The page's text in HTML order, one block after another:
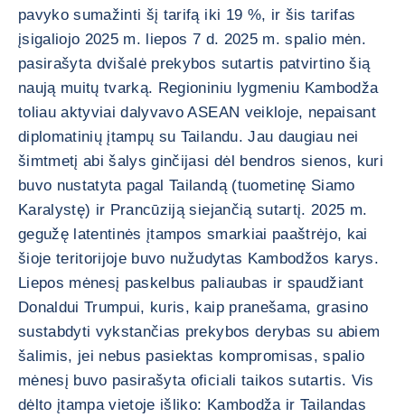
pavyko sumažinti šį tarifą iki 19 %, ir šis tarifas
įsigaliojo 2025 m. liepos 7 d. 2025 m. spalio mėn.
pasirašyta dvišalė prekybos sutartis patvirtino šią
naują muitų tvarką. Regioniniu lygmeniu Kambodža
toliau aktyviai dalyvavo ASEAN veikloje, nepaisant
diplomatinių įtampų su Tailandu. Jau daugiau nei
šimtmetį abi šalys ginčijasi dėl bendros sienos, kuri
buvo nustatyta pagal Tailandą (tuometinę Siamo
Karalystę) ir Prancūziją siejančią sutartį. 2025 m.
gegužę latentinės įtampos smarkiai paaštrėjo, kai
šioje teritorijoje buvo nužudytas Kambodžos karys.
Liepos mėnesį paskelbus paliaubas ir spaudžiant
Donaldui Trumpui, kuris, kaip pranešama, grasino
sustabdyti vykstančias prekybos derybas su abiem
šalimis, jei nebus pasiektas kompromisas, spalio
mėnesį buvo pasirašyta oficiali taikos sutartis. Vis
dėlto įtampa vietoje išliko: Kambodža ir Tailandas